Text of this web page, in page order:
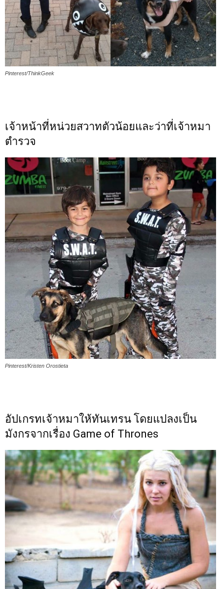
Pinterest/ThinkGeek
เจ้าหน้าที่หน่วยสวาทตัวน้อยและว่าที่เจ้าหมา
ตำรวจ
Pinterest/Kristen Orostieta
อัปเกรทเจ้าหมาให้ทันเทรน โดยแปลงเป็น
มังกรจากเรื่อง Game of Thrones